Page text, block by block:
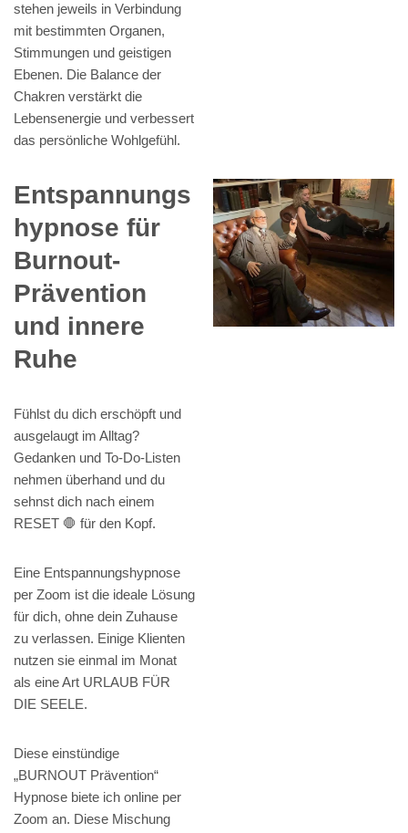
stehen jeweils in Verbindung
mit bestimmten Organen,
Stimmungen und geistigen
Ebenen. Die Balance der
Chakren verstärkt die
Lebensenergie und verbessert
das persönliche Wohlgefühl.
Entspannungs
hypnose für
Burnout-
Prävention
und innere
Ruhe
Fühlst du dich erschöpft und
ausgelaugt im Alltag?
Gedanken und To-Do-Listen
nehmen überhand und du
sehnst dich nach einem
RESET 🛑 für den Kopf.
Eine Entspannungshypnose
per Zoom ist die ideale Lösung
für dich, ohne dein Zuhause
zu verlassen. Einige Klienten
nutzen sie einmal im Monat
als eine Art URLAUB FÜR
DIE SEELE.
Diese einstündige
„BURNOUT Prävention“
Hypnose biete ich online per
Zoom an. Diese Mischung